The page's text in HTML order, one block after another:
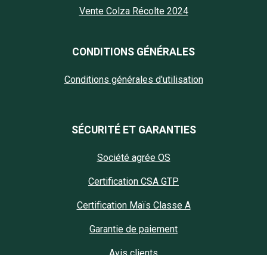
Vente Colza Récolte 2024
CONDITIONS GÉNÉRALES
Conditions générales d'utilisation
SÉCURITÉ ET GARANTIES
Société agrée OS
Certification CSA GTP
Certification Maïs Classe A
Garantie de paiement